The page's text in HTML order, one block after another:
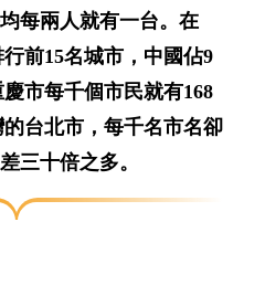
每兩人就有一台。在
前15名城市，中國佔9
市每千個市民就有168
台北市，每千名市名卻
三十倍之多。